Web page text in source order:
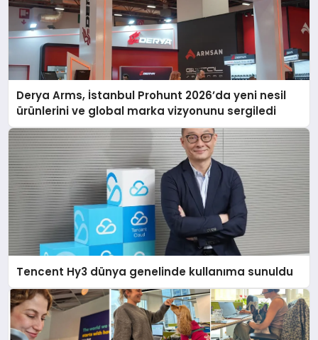
Derya Arms, İstanbul Prohunt 2026’da yeni nesil
ürünlerini ve global marka vizyonunu sergiledi
Tencent Hy3 dünya genelinde kullanıma sunuldu